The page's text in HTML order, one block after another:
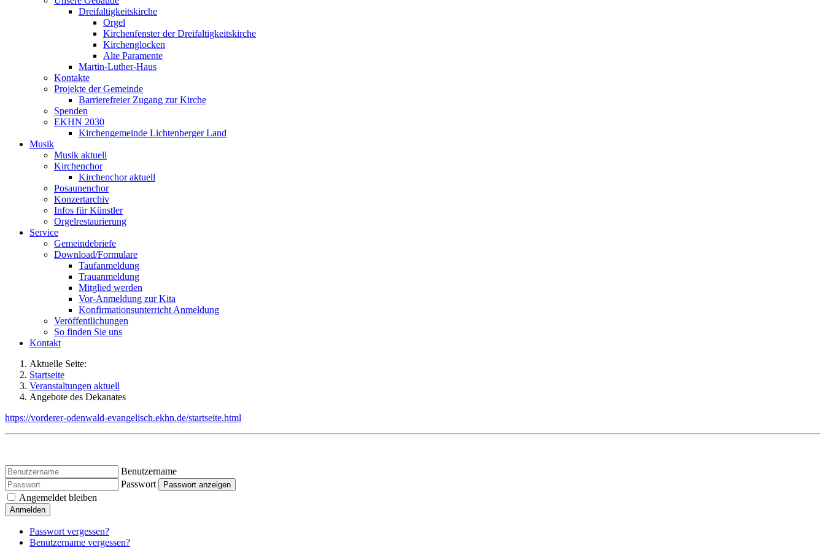
Dreifaltigkeitskirche
Orgel
Kirchenfenster der Dreifaltigkeitskirche
Kirchenglocken
Alte Paramente
Martin-Luther-Haus
Kontakte
Projekte der Gemeinde
Barrierefreier Zugang zur Kirche
Spenden
EKHN 2030
Kirchengemeinde Lichtenberger Land
Musik
Musik aktuell
Kirchenchor
Kirchenchor aktuell
Posaunenchor
Konzertarchiv
Infos für Künstler
Orgelrestaurierung
Service
Gemeindebriefe
Download/Formulare
Taufanmeldung
Trauanmeldung
Mitglied werden
Vor-Anmeldung zur Kita
Konfirmationsunterricht Anmeldung
Veröffentlichungen
So finden Sie uns
Kontakt
Aktuelle Seite:
Startseite
Veranstaltungen aktuell
Angebote des Dekanates
https://vorderer-odenwald-evangelisch.ekhn.de/startseite.html
Benutzername
Passwort
Passwort anzeigen
Angemeldet bleiben
Anmelden
Passwort vergessen?
Benutzername vergessen?